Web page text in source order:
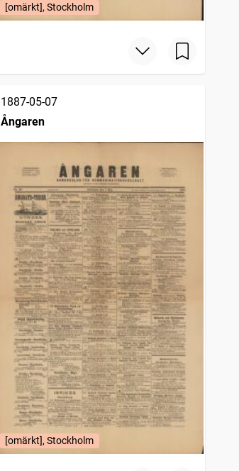
[omärkt], Stockholm
1887-05-07
Ångaren
[omärkt], Stockholm